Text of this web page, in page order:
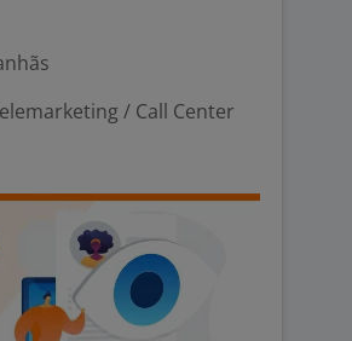
/ Call Center